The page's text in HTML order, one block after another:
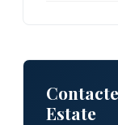
Estate